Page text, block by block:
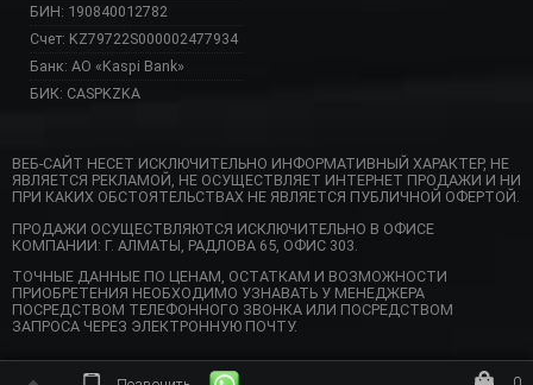
БИН: 190840012782
Счет: KZ79722S000002477934
Банк: АО «Kaspi Bank»
БИК: CASPKZKA
ВЕБ-САЙТ НЕСЕТ ИСКЛЮЧИТЕЛЬНО ИНФОРМАТИВНЫЙ ХАРАКТЕР, НЕ
ЯВЛЯЕТСЯ РЕКЛАМОЙ, НЕ ОСУЩЕСТВЛЯЕТ ИНТЕРНЕТ ПРОДАЖИ И НИ
ПРИ КАКИХ ОБСТОЯТЕЛЬСТВАХ НЕ ЯВЛЯЕТСЯ ПУБЛИЧНОЙ ОФЕРТОЙ.
ПРОДАЖИ ОСУЩЕСТВЛЯЮТСЯ ИСКЛЮЧИТЕЛЬНО В ОФИСЕ
КОМПАНИИ: Г. АЛМАТЫ, РАДЛОВА 65, ОФИС 303.
ТОЧНЫЕ ДАННЫЕ ПО ЦЕНАМ, ОСТАТКАМ И ВОЗМОЖНОСТИ
ПРИОБРЕТЕНИЯ НЕОБХОДИМО УЗНАВАТЬ У МЕНЕДЖЕРА
ПОСРЕДСТВОМ ТЕЛЕФОННОГО ЗВОНКА ИЛИ ПОСРЕДСТВОМ
ЗАПРОСА ЧЕРЕЗ ЭЛЕКТРОННУЮ ПОЧТУ.